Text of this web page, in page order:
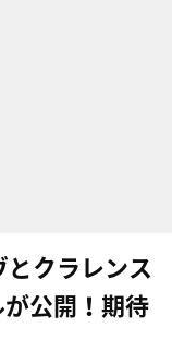
クラレンス
公開！期待